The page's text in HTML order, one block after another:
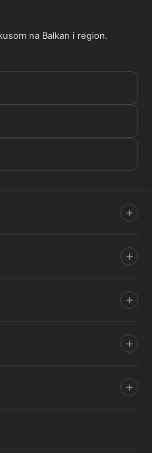
na Balkan i region.